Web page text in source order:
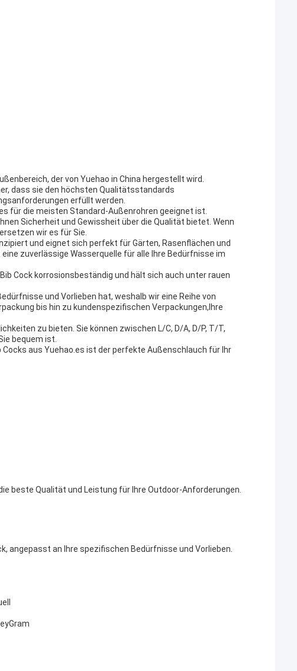
der von Yuehao in China hergestellt wird.
dass sie den höchsten Qualitätsstandards
erfüllt werden.
für die meisten Standard-Außenrohren geeignet ist.
Sicherheit und Gewissheit über die Qualität bietet. Wenn
wir es für Sie.
und eignet sich perfekt für Gärten, Rasenflächen und
zuverlässige Wasserquelle für alle Ihre Bedürfnisse im
Cock korrosionsbeständig und hält sich auch unter rauen
und Vorlieben hat, weshalb wir eine Reihe von
bis hin zu kundenspezifischen Verpackungen,Ihre
zu bieten. Sie können zwischen L/C, D/A, D/P, T/T,
bequem ist.
aus Yuehao.es ist der perfekte Außenschlauch für Ihr
beste Qualität und Leistung für Ihre Outdoor-Anforderungen.
angepasst an Ihre spezifischen Bedürfnisse und Vorlieben.